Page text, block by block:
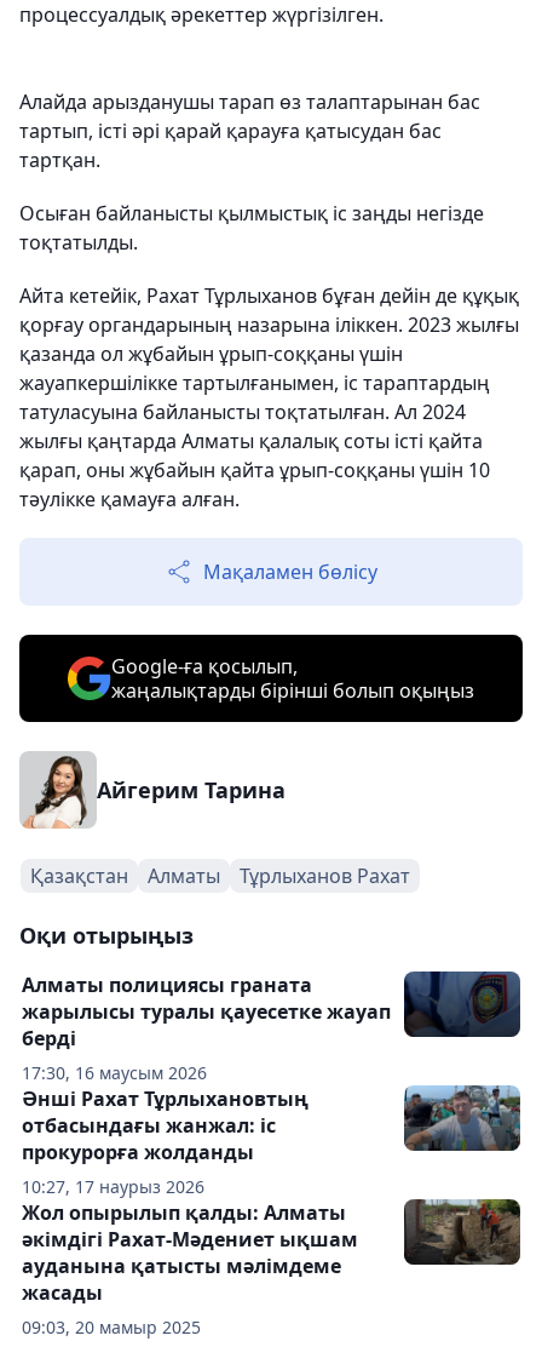
процессуалдық әрекеттер жүргізілген.
Алайда арызданушы тарап өз талаптарынан бас
тартып, істі әрі қарай қарауға қатысудан бас
тартқан.
Осыған байланысты қылмыстық іс заңды негізде
тоқтатылды.
Айта кетейік, Рахат Тұрлыханов бұған дейін де құқық
қорғау органдарының назарына іліккен. 2023 жылғы
қазанда ол жұбайын ұрып-соққаны үшін
жауапкершілікке тартылғанымен, іс тараптардың
татуласуына байланысты тоқтатылған. Ал 2024
жылғы қаңтарда Алматы қалалық соты істі қайта
қарап, оны жұбайын қайта ұрып-соққаны үшін 10
тәулікке қамауға алған.
Мақаламен бөлісу
Google-ға қосылып,
жаңалықтарды бірінші болып оқыңыз
Айгерим Тарина
Қазақстан Алматы Тұрлыханов Рахат
Оқи отырыңыз
17:30, 16 маусым 2026
Алматы полициясы граната
жарылысы туралы қауесетке жауап
берді
10:27, 17 наурыз 2026
Әнші Рахат Тұрлыхановтың
отбасындағы жанжал: іс
прокурорға жолданды
09:03, 20 мамыр 2025
Жол опырылып қалды: Алматы
әкімдігі Рахат-Мәдениет ықшам
ауданына қатысты мәлімдеме
жасады